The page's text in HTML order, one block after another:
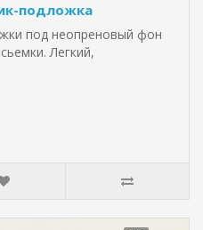
подложка
под неопреновый фон
Легкий,